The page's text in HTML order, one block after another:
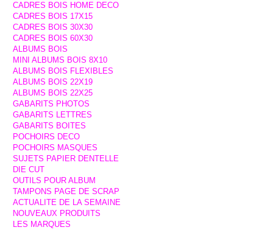
CADRES BOIS HOME DECO
CADRES BOIS 17X15
CADRES BOIS 30X30
CADRES BOIS 60X30
ALBUMS BOIS
MINI ALBUMS BOIS 8X10
ALBUMS BOIS FLEXIBLES
ALBUMS BOIS 22X19
ALBUMS BOIS 22X25
GABARITS PHOTOS
GABARITS LETTRES
GABARITS BOITES
POCHOIRS DECO
POCHOIRS MASQUES
SUJETS PAPIER DENTELLE
DIE CUT
OUTILS POUR ALBUM
TAMPONS PAGE DE SCRAP
ACTUALITE DE LA SEMAINE
NOUVEAUX PRODUITS
LES MARQUES